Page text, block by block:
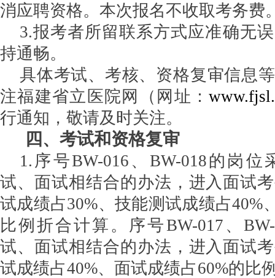
消应聘资格。本次报名不收取考务费
3.报考者所留联系方式应准确无
持通畅。
具体考试、考核、资格复审信息
注福建省立医院网（网址：
行通知，敬请及时关注。
四、考试和资格复审
1.序号BW-016 、 BW-018的岗位
试、面试相结合的办法，进入面试
试成绩占30%、技能测试成绩占40%
比例折合计算。序号BW-017、
试、面试相结合的办法，进入面试
试成绩占40%、面试成绩占60%的比